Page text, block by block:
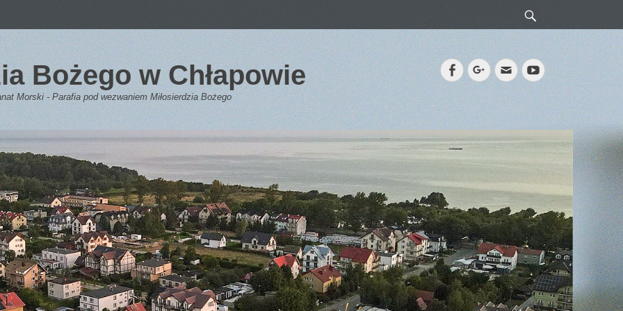
Bożego w Chłapowie
Morski - Parafia pod wezwaniem Miłosierdzia Bożego
FacebookGoogleplus
EmailYouTube